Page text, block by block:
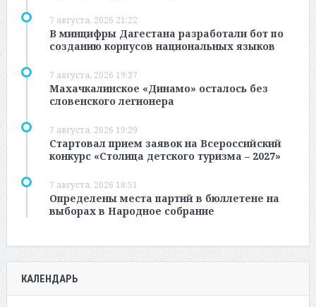
7 августа, 2026 21:22
В минцифры Дагестана разработали бот по
созданию корпусов национальных языков
7 августа, 2026 19:37
Махачкалинское «Динамо» осталось без
словенского легионера
7 августа, 2026 19:29
Стартовал прием заявок на Всероссийский
конкурс «Столица детского туризма – 2027»
7 августа, 2026 18:51
Определены места партий в бюллетене на
выборах в Народное собрание
КАЛЕНДАРЬ